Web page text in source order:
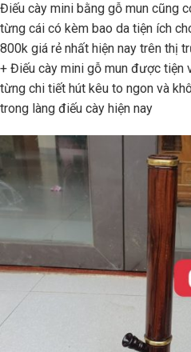
Điếu cày mini bằng gỗ mun cũng
từng cái có kèm bao da tiện ích
800k giá rẻ nhất hiện nay trên thị
+ Điếu cày mini gỗ mun được tiện
từng chi tiết hút kêu to ngon và
trong làng điếu cày hiện nay